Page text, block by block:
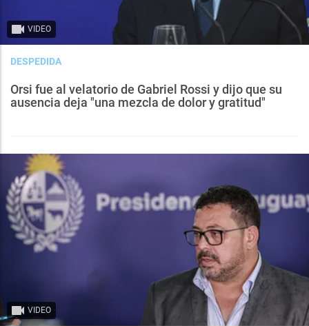
VIDEO
DESPEDIDA
Orsi fue al velatorio de Gabriel Rossi y dijo que su
ausencia deja "una mezcla de dolor y gratitud"
VIDEO